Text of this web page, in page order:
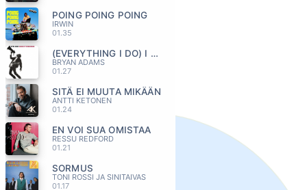
POING POING POING
IRWIN
01.35
(EVERYTHING I DO) I DO IT FOR YOU
BRYAN ADAMS
01.27
SITÄ EI MUUTA MIKÄÄN
ANTTI KETONEN
01.24
EN VOI SUA OMISTAA
RESSU REDFORD
01.21
SORMUS
TONI ROSSI JA SINITAIVAS
01.17